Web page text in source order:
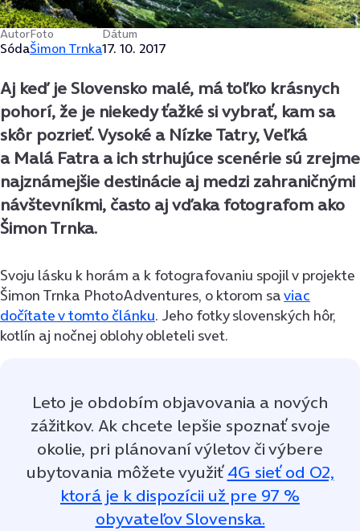
Autor
Sóda
Foto
Šimon Trnka
Dátum
17. 10. 2017
Aj keď je Slovensko malé, má toľko krásnych
pohorí, že je niekedy ťažké si vybrať, kam sa
skôr pozrieť. Vysoké a Nízke Tatry, Veľká
a Malá Fatra a ich strhujúce scenérie sú zrejme
najznámejšie destinácie aj medzi zahraničnými
návštevníkmi, často aj vďaka fotografom ako
Šimon Trnka.
Svoju lásku k horám a k fotografovaniu spojil v projekte
Šimon Trnka PhotoAdventures, o ktorom saviac
dočítate v tomto článku. Jeho fotky slovenských hôr,
kotlín aj nočnej oblohy obleteli svet.
Leto je obdobím objavovania a nových
zážitkov. Ak chcete lepšie spoznať svoje
okolie, pri plánovaní výletov či výbere
ubytovania môžete využiť4G sieť od O2,
ktorá je k dispozícii už pre 97 %
obyvateľov Slovenska.